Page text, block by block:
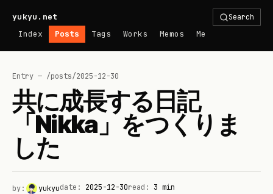
yukyu.net Search
Index Posts Tags Works Memos Me
Entry — /posts/2025-12-30
共に成長する日記
「Nikka」をつくりま
した
by: yukyudate: 2025-12-30read: 3 min